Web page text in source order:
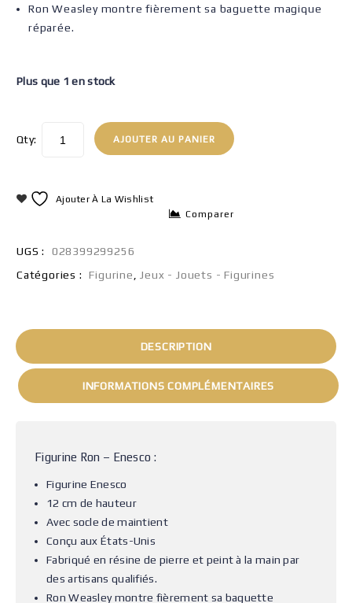
Ron Weasley montre fièrement sa baguette magique
réparée.
Plus que 1 en stock
Qty: AJOUTER AU PANIER
Ajouter À La Wishlist
Comparer
UGS :
028399299256
Catégories :
Figurine Jeux - Jouets - Figurines
DESCRIPTION
INFORMATIONS COMPLÉMENTAIRES
Figurine Ron – Enesco :
Figurine Enesco
12 cm de hauteur
Avec socle de maintient
Conçu aux États-Unis
Fabriqué en résine de pierre et peint à la main par
des artisans qualifiés.
Ron Weasley montre fièrement sa baguette